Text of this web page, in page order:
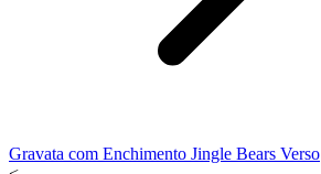
Gravata com Enchimento Jingle Bears Verso